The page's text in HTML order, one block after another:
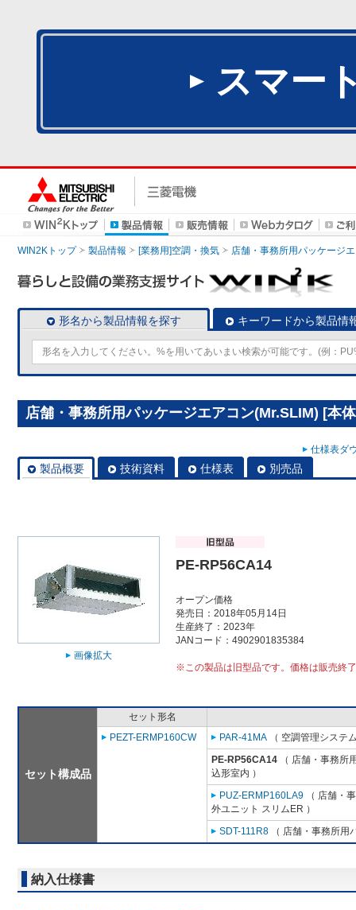
スマー
WIN2Kトップ 製品情報 [業務用]空調・換気 店舗・事務所用パッケージ
形名から製品情報を探す キーワードから製品情
店舗・事務所用パッケージエアコン(Mr.SLIM) [本
仕様表ダ
製品概要 技術資料 仕様表 別売品
画像拡大
PE-RP56CA14
オープン価格
発売日：2018年05月14日
生産終了：2023年
JANコード：4902901835384
※この製品は旧型品です。価格は販売終
セット構成品
セット形名
PEZT-ERMP160CW
PAR-41MA （ 空調管理システ
PE-RP56CA14 （ 店舗・事務所
込形室内 ）
PUZ-ERMP160LA9 （ 店舗・
外ユニット スリムER ）
SDT-111R8 （ 店舗・事務所用
納入仕様書